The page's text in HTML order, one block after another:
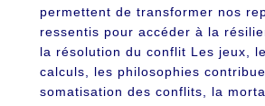
permettent de transformer nos
ressentis pour accéder à la
la résolution du conflit Les jeux,
calculs, les philosophies
somatisation des conflits, la